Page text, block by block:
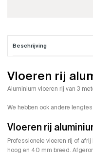
Beschrijving
Vloeren rij
Aluminium vloeren rij van 3
We hebben ook andere
Vloeren rij
Professionele vloeren rij of
hoog en 40 mm breed.